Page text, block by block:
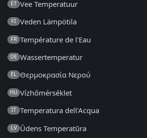
ET Vee Temperatuur
FI Veden Lämpötila
FR Température de l'Eau
DE Wassertemperatur
EL Θερμοκρασία Νερού
HU Vízhőmérséklet
IT Temperatura dell'Acqua
LV Ūdens Temperatūra